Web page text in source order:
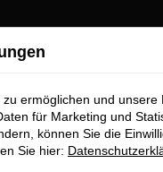
ermöglichen und unsere
für Marketing und
können Sie die
Sie hier: